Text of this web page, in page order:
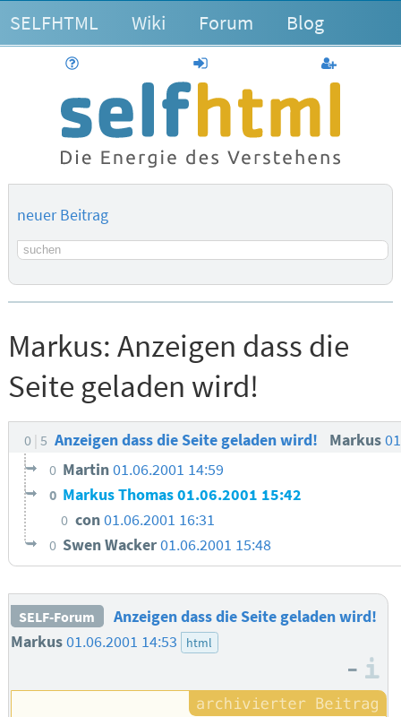
SELFHTML Wiki Forum Blog
anmelden
neuer Beitrag
Suchbegriff
Markus: Anzeigen dass die
Seite geladen wird!
0 5 Anzeigen dass die Seite geladen wird! Markus
0 Martin01.06.2001 14:59
0 Markus Thomas01.06.2001 15:42
0 con01.06.2001 16:31
0 Swen Wacker01.06.2001 15:48
SELF-Forum
Anzeigen dass die Seite geladen wird!
Markus01.06.2001 14:53 html
–